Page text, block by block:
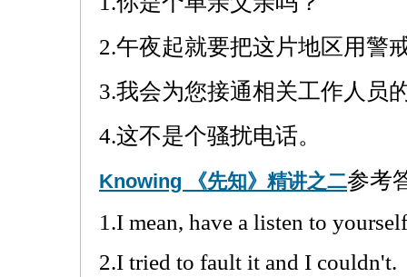
2.午夜起就要把这片地区用警
3.我会为您接通相关工作人员
4.这不是个骚扰电话。
Knowing 《先知》精讲之二参考
1.I mean, have a listen to
2.I tried to fault it and I couldn't.